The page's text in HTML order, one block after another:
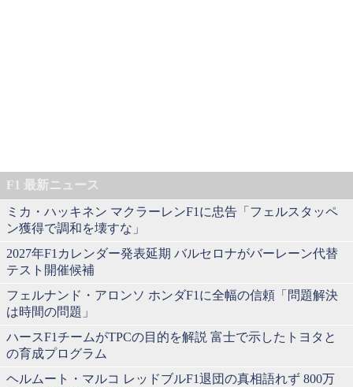
F1 最新ニュース
ミカ・ハッキネン マクラーレンF1に忠告「フェルスタッペ
ン獲得で調和を壊すな」
2027年F1カレンダー発表延期 バルセロナがバーレーン代替
テスト開催候補
フェルナンド・アロンソ ホンダF1に全幅の信頼「問題解決
は時間の問題」
ハースF1チームがTPCの目的を解説 富士で示したトヨタと
の育成プログラム
ヘルムート・マルコ レッドブルF1退団の真相語れず 800万